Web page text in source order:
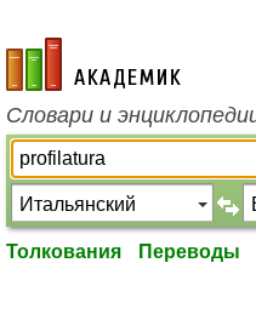
academic.ru
Словари и
Толкования Переводы